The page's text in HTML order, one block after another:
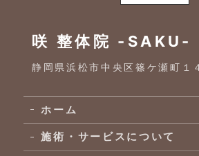
咲 整体院 -SAKU-
静岡県浜松市中央区篠ケ瀬町１
ホーム
施術・サービスについて